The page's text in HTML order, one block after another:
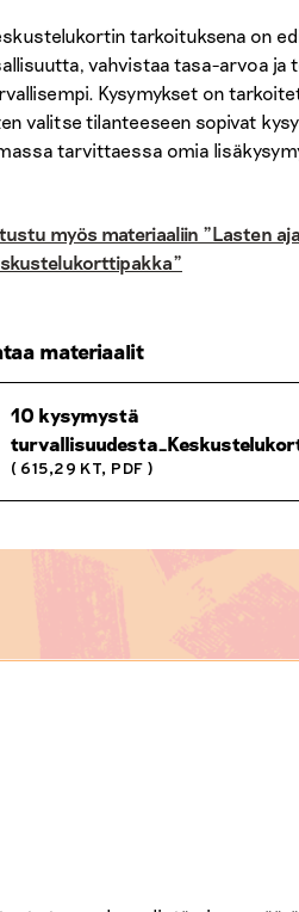
tarkoituksena on
vahvistaa tasa-arvoa ja
Kysymykset on
valitse tilanteeseen sopivat
tarvittaessa omia
myös materiaaliin "Lasten
materiaalit
10 kysymystä
( 615,29 KT, PDF )